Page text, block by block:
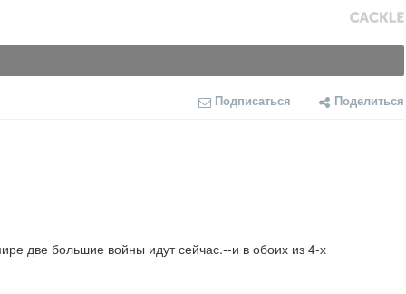
Подписаться Поделиться
две большие войны идут сейчас.--и в обоих из 4-х